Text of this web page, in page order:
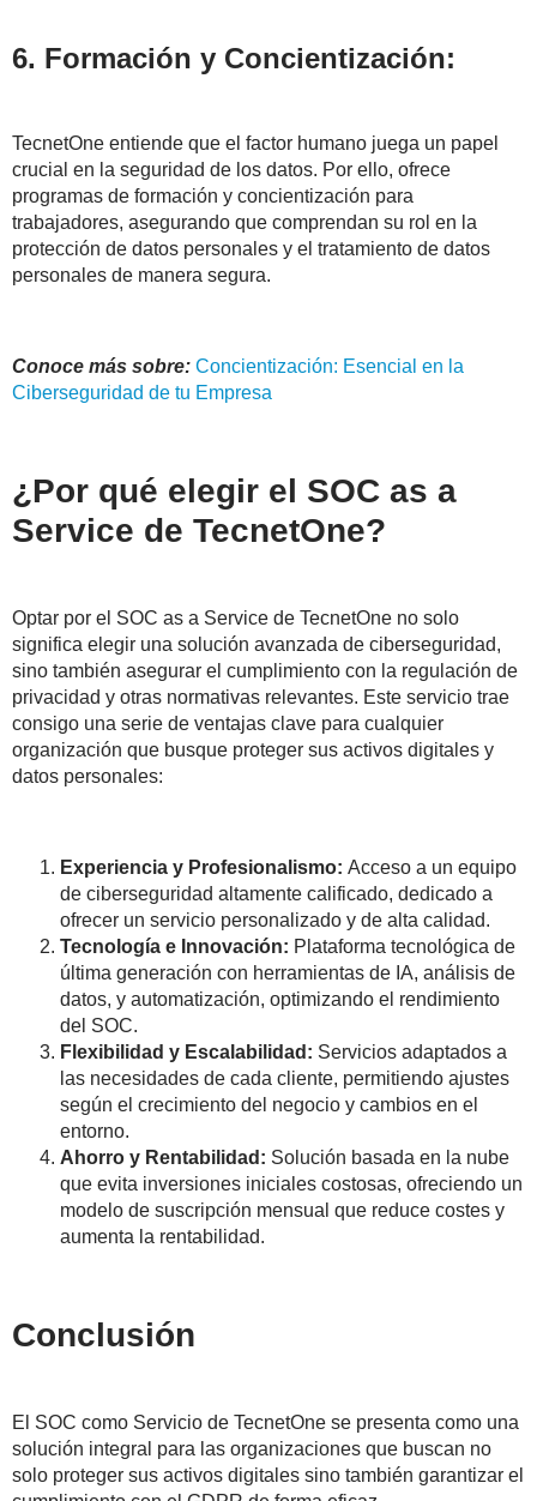
6. Formación y Concientización:
TecnetOne entiende que el factor humano juega un papel
crucial en la seguridad de los datos. Por ello, ofrece
programas de formación y concientización para
trabajadores, asegurando que comprendan su rol en la
protección de datos personales y el tratamiento de datos
personales de manera segura.
Conoce más sobre: Concientización: Esencial en la
Ciberseguridad de tu Empresa
¿Por qué elegir el SOC as a
Service de TecnetOne?
Optar por el SOC as a Service de TecnetOne no solo
significa elegir una solución avanzada de ciberseguridad,
sino también asegurar el cumplimiento con la regulación de
privacidad y otras normativas relevantes. Este servicio trae
consigo una serie de ventajas clave para cualquier
organización que busque proteger sus activos digitales y
datos personales:
Experiencia y Profesionalismo: Acceso a un equipo
de ciberseguridad altamente calificado, dedicado a
ofrecer un servicio personalizado y de alta calidad.
Tecnología e Innovación: Plataforma tecnológica de
última generación con herramientas de IA, análisis de
datos, y automatización, optimizando el rendimiento
del SOC.
Flexibilidad y Escalabilidad: Servicios adaptados a
las necesidades de cada cliente, permitiendo ajustes
según el crecimiento del negocio y cambios en el
entorno.
Ahorro y Rentabilidad: Solución basada en la nube
que evita inversiones iniciales costosas, ofreciendo un
modelo de suscripción mensual que reduce costes y
aumenta la rentabilidad.
Conclusión
El SOC como Servicio de TecnetOne se presenta como una
solución integral para las organizaciones que buscan no
solo proteger sus activos digitales sino también garantizar el